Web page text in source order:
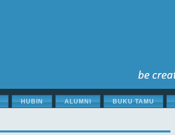
HUBIN ALUMNI BUKU TAMU